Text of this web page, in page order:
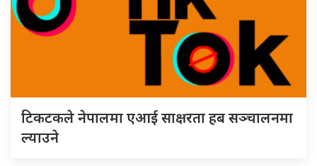
टिकटकले नेपालमा एआई साक्षरता हब सञ्चालनमा
ल्याउने